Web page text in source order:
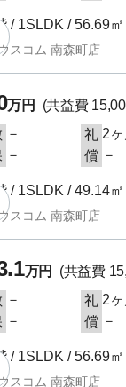
/ 1SLDK / 56.69㎡
スコム 南森町店
万円
(共益費
－ 礼 2ヶ
－ 償 －
/ 1SLDK / 49.14㎡
スコム 南森町店
万円
(共益費
－ 礼 2ヶ
－ 償 －
/ 1SLDK / 56.69㎡
スコム 南森町店